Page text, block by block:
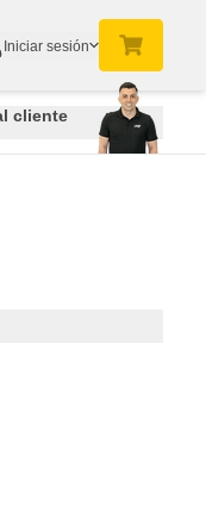
Iniciar sesión
cliente